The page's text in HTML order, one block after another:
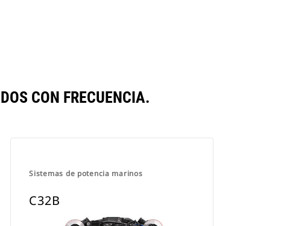
CON FRECUENCIA.
Sistemas de potencia marinos
C32B